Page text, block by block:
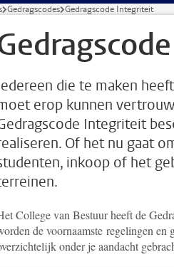
Gedragscodes Gedragscode Integriteit
die te maken
erop kunnen
Integriteit
Of het nu gaat
inkoop of het
College van Bestuur heeft de
de voornaamste regelingen en
onder je aandacht